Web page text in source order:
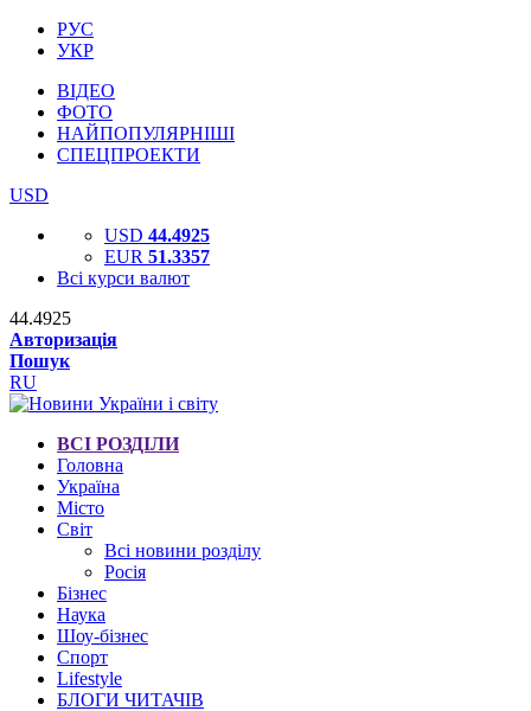
РУС
УКР
ВІДЕО
ФОТО
НАЙПОПУЛЯРНІШІ
СПЕЦПРОЕКТИ
USD
USD 44.4925
EUR 51.3357
Всі курси валют
44.4925
Авторизація
Пошук
RU
ВСІ РОЗДІЛИ
Головна
Україна
Місто
Світ
Всі новини розділу
Росія
Бізнес
Наука
Шоу-бізнес
Спорт
Lifestyle
БЛОГИ ЧИТАЧІВ